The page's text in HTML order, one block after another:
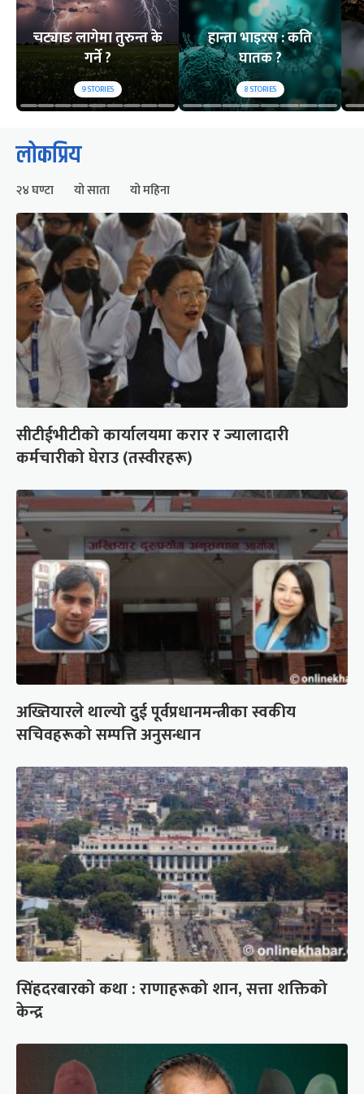
चट्याङ लागेमा तुरुन्त के
गर्ने ?
9STORIES
हान्ता भाइरस : कति
घातक ?
8STORIES
लोकप्रिय
२४ घण्टा यो साता यो महिना
सीटीईभीटीको कार्यालयमा करार र ज्यालादारी
कर्मचारीको घेराउ (तस्वीरहरू)
अख्तियारले थाल्यो दुई पूर्वप्रधानमन्त्रीका स्वकीय
सचिवहरूको सम्पत्ति अनुसन्धान
सिंहदरबारको कथा : राणाहरूको शान, सत्ता शक्तिको
केन्द्र